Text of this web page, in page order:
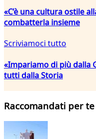
«C’è una cultura ostile
combatterla insieme
Scriviamoci tutto
«Impariamo di più dalla
tutti dalla Storia
Raccomandati per te